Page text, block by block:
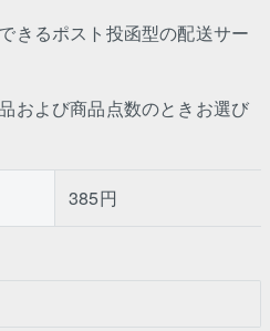
きるポスト投函型の配送サー
および商品点数のときお選び
385円